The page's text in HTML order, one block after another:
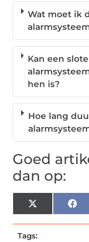
Wat moet ik
Kan een
hen is?
Hoe lang
Goed
dan op:
X
(Twitter)
Tags: